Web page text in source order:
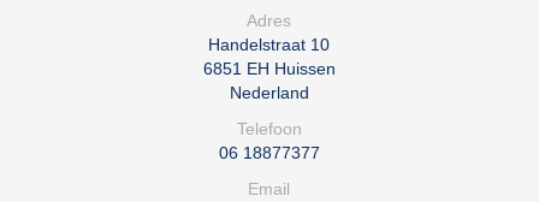
Adres
Handelstraat 10
6851 EH Huissen
Nederland
Telefoon
06 18877377
Email